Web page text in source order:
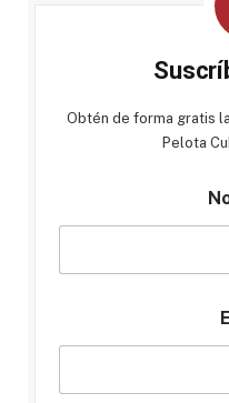
Obtén de forma gratis
Pelota